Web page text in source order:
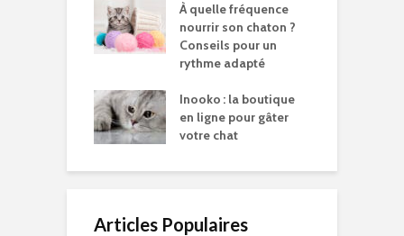
À quelle fréquence
nourrir son chaton ?
Conseils pour un
rythme adapté
Inooko : la boutique
en ligne pour gâter
votre chat
Articles Populaires